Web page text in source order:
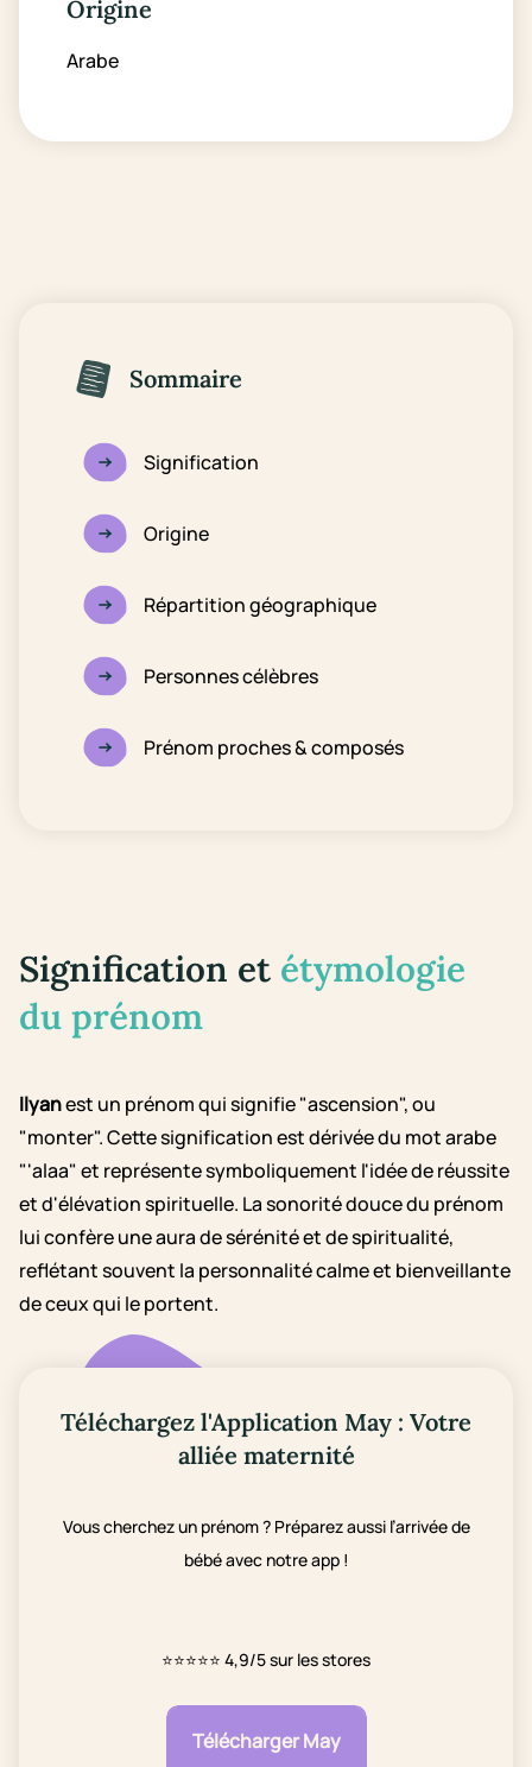
Origine
Arabe
Sommaire
Signification
Origine
Répartition géographique
Personnes célèbres
Prénom proches & composés
Signification et étymologie
du prénom
Ilyanest un prénom qui signifie "ascension", ou
"monter". Cette signification est dérivée du mot arabe
"'alaa" et représente symboliquement l'idée de réussite
et d'élévation spirituelle. La sonorité douce du prénom
lui confère une aura de sérénité et de spiritualité,
reflétant souvent la personnalité calme et bienveillante
de ceux qui le portent.
Téléchargez l'Application May : Votre
alliée maternité
Vous cherchez un prénom ? Préparez aussi l’arrivée de
bébé avec notre app !
⭐⭐⭐⭐⭐ 4,9/5 sur les stores
Télécharger May